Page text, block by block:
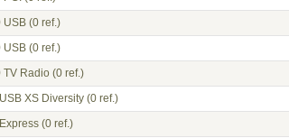
USB (0 ref.)
USB (0 ref.)
TV Radio (0 ref.)
XS Diversity (0 ref.)
(0 ref.)